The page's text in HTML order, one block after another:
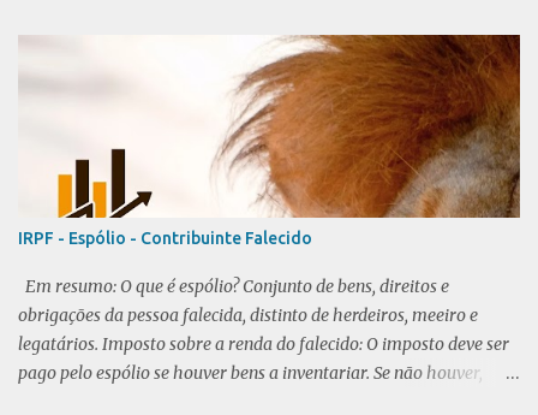
r
i
IRPF - Espólio - Contribuinte Falecido
Em resumo: O que é espólio? Conjunto de bens, direitos e
obrigações da pessoa falecida, distinto de herdeiros, meeiro e
legatários. Imposto sobre a renda do falecido: O imposto deve ser
pago pelo espólio se houver bens a inventariar. Se não houver,